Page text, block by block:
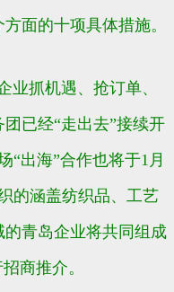
面的十项具体措施。
业抓机遇、抢订单、
已经“走出去”接续开
“出海”合作也将于1月
的涵盖纺织品、工艺
青岛企业将共同组成
商推介。